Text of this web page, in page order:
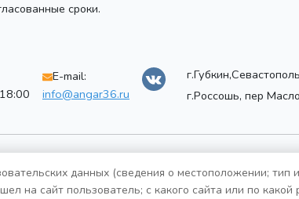
сроки.
E-mail:
info@angar36.ru
г.Россошь, пер
данных (сведения о местоположении; тип
на сайт пользователь; с какого сайта или по какой